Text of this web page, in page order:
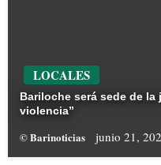
LOCALES
Bariloche será sede de
violencia”
© Barinoticias junio 21,